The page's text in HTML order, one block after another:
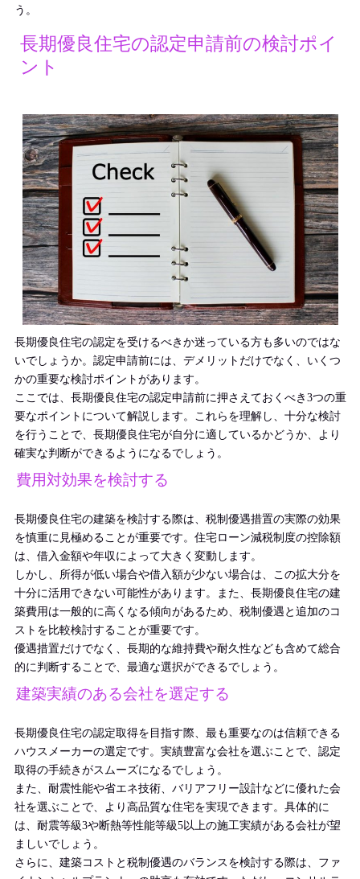
う。
長期優良住宅の認定申請前の検討ポイ
ント
長期優良住宅の認定を受けるべきか迷っている方も多いのではな
いでしょうか。認定申請前には、デメリットだけでなく、いくつ
かの重要な検討ポイントがあります。
ここでは、長期優良住宅の認定申請前に押さえておくべき3つの重
要なポイントについて解説します。これらを理解し、十分な検討
を行うことで、長期優良住宅が自分に適しているかどうか、より
確実な判断ができるようになるでしょう。
費用対効果を検討する
長期優良住宅の建築を検討する際は、税制優遇措置の実際の効果
を慎重に見極めることが重要です。住宅ローン減税制度の控除額
は、借入金額や年収によって大きく変動します。
しかし、所得が低い場合や借入額が少ない場合は、この拡大分を
十分に活用できない可能性があります。また、長期優良住宅の建
築費用は一般的に高くなる傾向があるため、税制優遇と追加のコ
ストを比較検討することが重要です。
優遇措置だけでなく、長期的な維持費や耐久性なども含めて総合
的に判断することで、最適な選択ができるでしょう。
建築実績のある会社を選定する
長期優良住宅の認定取得を目指す際、最も重要なのは信頼できる
ハウスメーカーの選定です。実績豊富な会社を選ぶことで、認定
取得の手続きがスムーズになるでしょう。
また、耐震性能や省エネ技術、バリアフリー設計などに優れた会
社を選ぶことで、より高品質な住宅を実現できます。具体的に
は、耐震等級3や断熱等性能等級5以上の施工実績がある会社が望
ましいでしょう。
さらに、建築コストと税制優遇のバランスを検討する際は、ファ